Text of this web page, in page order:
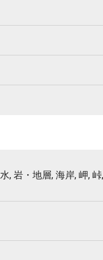
, 岩・地層, 海岸, 岬,